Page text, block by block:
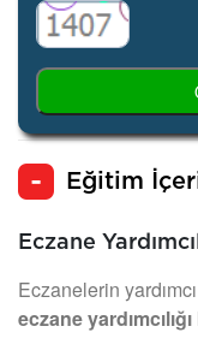
Eğitim
Eczane
Eczanelerin
eczane